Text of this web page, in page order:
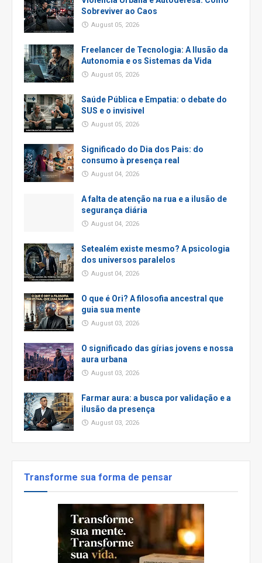
Sobreviver ao Caos
August 05, 2026
Freelancer de Tecnologia: A Ilusão da
Autonomia e os Sistemas da Vida
August 05, 2026
Saúde Pública e Empatia: o debate do
SUS e o invisivel
August 05, 2026
Significado do Dia dos Pais: do
consumo à presença real
August 04, 2026
A falta de atenção na rua e a ilusão de
segurança diária
August 04, 2026
Setealém existe mesmo? A psicologia
dos universos paralelos
August 04, 2026
O que é Ori? A filosofia ancestral que
guia sua mente
August 03, 2026
O significado das gírias jovens e nossa
aura urbana
August 03, 2026
Farmar aura: a busca por validação e a
ilusão da presença
August 03, 2026
Transforme sua forma de pensar